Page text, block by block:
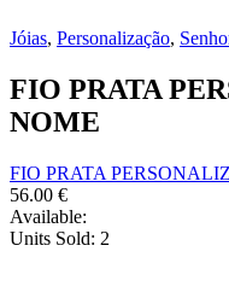
Jóias, Personalização,
FIO PRATA
NOME
FIO PRATA
56.00 €
Available:
Units Sold: 2